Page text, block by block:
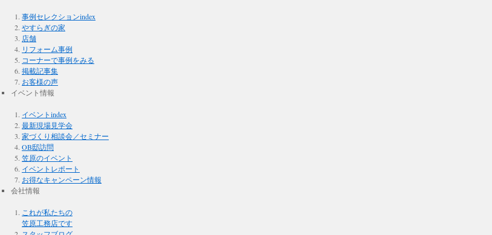
事例セレクションindex
やすらぎの家
店舗
リフォーム事例
コーナーで事例をみる
掲載記事集
お客様の声
イベント情報
イベントindex
最新現場見学会
家づくり相談会／セミナー
OB邸訪問
笠原のイベント
イベントレポート
お得なキャンペーン情報
会社情報
これが私たちの
笠原工務店です